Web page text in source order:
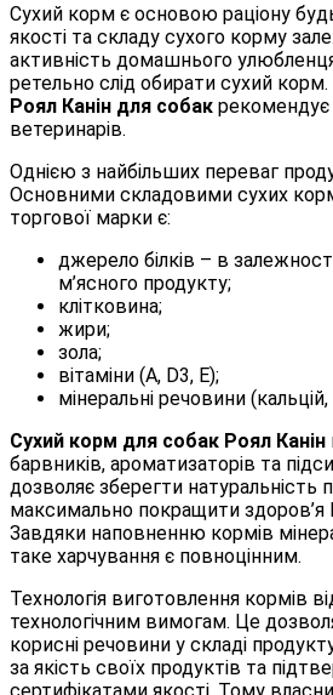
Сухий корм є основою раціону
якості та складу сухого корму
активність домашнього
ретельно слід обирати сухий корм.
Роял Канін для собак рекомендує
ветеринарів.
Однією з найбільших переваг
Основними складовими сухих
торгової марки є:
джерело білків – в
м’ясного продукту;
клітковина;
жири;
зола;
вітаміни (A, D3, E);
мінеральні речовини
Сухий корм для собак Роял Канін
барвників, ароматизаторів та
дозволяє зберегти натуральність
максимально покращити
Завдяки наповненню кормів
таке харчування є повноцінним.
Технологія виготовлення кормів
технологічним вимогам. Це
корисні речовини у складі
за якість своїх продуктів та